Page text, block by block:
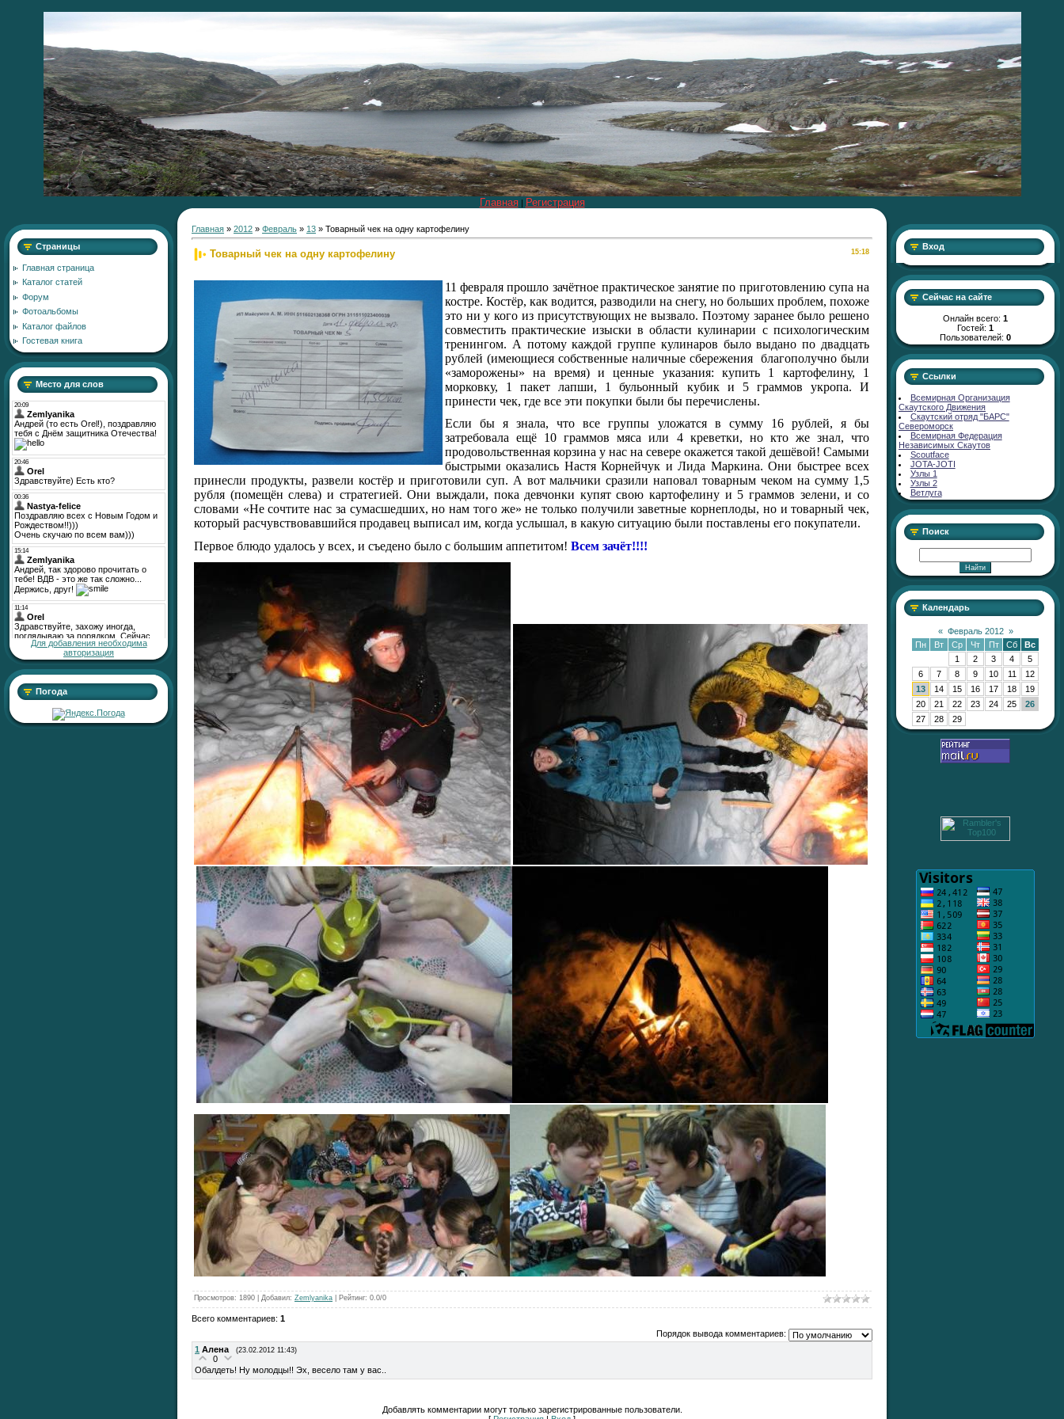
Главная| Регистрация
Страницы
Главная страница
Каталог статей
Форум
Фотоальбомы
Каталог файлов
Гостевая книга
Место для слов
Для добавления необходима
авторизация
Погода
Главная » 2012 » Февраль » 13 » Товарный чек на одну картофелину
15:18
Товарный чек на одну картофелину
11 февраля прошло зачётное практическое занятие по приготовлению супа на
костре. Костёр, как водится, разводили на снегу, но больших проблем, похоже
это ни у кого из присутствующих не вызвало. Поэтому заранее было решено
совместить практические изыски в области кулинарии с психологическим
тренингом. А потому каждой группе кулинаров было выдано по двадцать
рублей (имеющиеся собственные наличные сбережения благополучно были
«заморожены» на время) и ценные указания: купить 1 картофелину, 1
морковку, 1 пакет лапши, 1 бульонный кубик и 5 граммов укропа. И
принести чек, где все эти покупки были бы перечислены.
Если бы я знала, что все группы уложатся в сумму 16 рублей, я бы
затребовала ещё 10 граммов мяса или 4 креветки, но кто же знал, что
продовольственная корзина у нас на севере окажется такой дешёвой! Самыми
быстрыми оказались Настя Корнейчук и Лида Маркина. Они быстрее всех
принесли продукты, развели костёр и приготовили суп. А вот мальчики сразили наповал товарным чеком на сумму 1,5
рубля (помещён слева) и стратегией. Они выждали, пока девчонки купят свою картофелину и 5 граммов зелени, и со
словами «Не сочтите нас за сумасшедших, но нам того же» не только получили заветные корнеплоды, но и товарный чек,
который расчувствовавшийся продавец выписал им, когда услышал, в какую ситуацию были поставлены его покупатели.
Первое блюдо удалось у всех, и съедено было с большим аппетитом! Всем зачёт!!!!
Просмотров: 1890 | Добавил: Zemlyanika Рейтинг: 0.0/0
Всего комментариев: 1
Порядок вывода комментариев:
1 Алена (23.02.2012 11:43)
0
Обалдеть! Ну молодцы!! Эх, весело там у вас..
Добавлять комментарии могут только зарегистрированные пользователи.
Вход
Сейчас на сайте
Онлайн всего: 1
Гостей: 1
Пользователей: 0
Ссылки
Всемирная Организация
Скаутского Движения
Скаутский отряд "БАРС"
Североморск
Всемирная Федерация
Независимых Скаутов
Scoutface
JOTA-JOTI
Узлы 1
Узлы 2
Ветлуга
Поиск
Календарь
« Февраль 2012 »
Пн
Вт Ср Чт Пт Сб
Вс
1
2 3 4
5
6
7 8 9 10 11
12
13
14 15 16 17 18
19
20
21 22 23 24 25
26
27
28 29